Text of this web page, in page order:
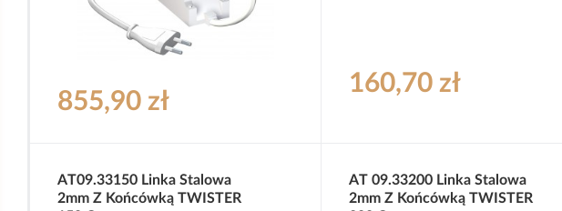
855,90 zł
160,70 zł
AT09.33150 Linka Stalowa
2mm Z Końcówką TWISTER
AT 09.33200 Linka Stalowa
2mm Z Końcówką TWISTER